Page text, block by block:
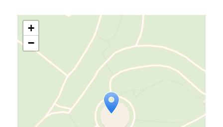
Travelers' Map is loading...
If you see this after your
page is loaded completely,
+
−